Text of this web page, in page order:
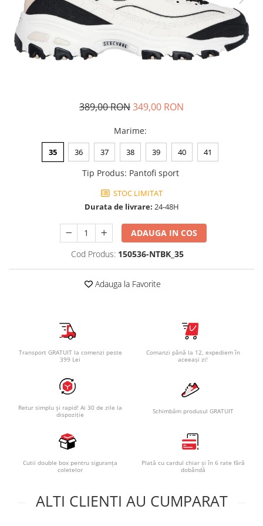
Tricouri copii
Pantaloni lungi copii
Bluze copii
Geci si veste copii
Ingrijire incaltaminte389,00 RON349,00 RON
Marime:
35 36 37 38 39 40 41
Tip Produs: Pantofi sport
STOC LIMITAT
Durata de livrare: 24-48H
ADAUGA IN COS
Cod Produs: 150536-NTBK_35
Adauga la Favorite
Transport GRATUIT la comenzi peste
399 Lei
Comanzi până la 12, expediem în
aceeași zi!
Retur simplu și rapid! Ai 30 de zile la
dispoziție
Schimbăm produsul GRATUIT
Cutii double box pentru siguranța
coletelor
Plată cu cardul chiar și în 6 rate fără
dobândă
ALTI CLIENTI AU CUMPARAT